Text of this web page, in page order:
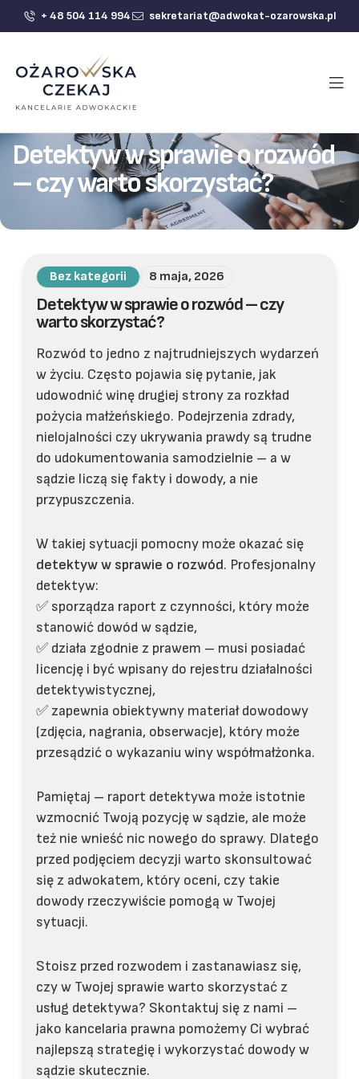
+ 48 504 114 994 sekretariat@adwokat-ozarowska.pl
Detektyw w sprawie o rozwód
– czy warto skorzystać?
Bez kategorii 8 maja, 2026
Detektyw w sprawie o rozwód – czy
warto skorzystać?
Rozwód to jedno z najtrudniejszych wydarzeń
w życiu. Często pojawia się pytanie, jak
udowodnić winę drugiej strony za rozkład
pożycia małżeńskiego. Podejrzenia zdrady,
nielojalności czy ukrywania prawdy są trudne
do udokumentowania samodzielnie – a w
sądzie liczą się fakty i dowody, a nie
przypuszczenia.
W takiej sytuacji pomocny może okazać się
detektyw w sprawie o rozwód. Profesjonalny
detektyw:
✅ sporządza raport z czynności, który może
stanowić dowód w sądzie,
✅ działa zgodnie z prawem – musi posiadać
licencję i być wpisany do rejestru działalności
detektywistycznej,
✅ zapewnia obiektywny materiał dowodowy
(zdjęcia, nagrania, obserwacje), który może
przesądzić o wykazaniu winy współmałżonka.
Pamiętaj – raport detektywa może istotnie
wzmocnić Twoją pozycję w sądzie, ale może
też nie wnieść nic nowego do sprawy. Dlatego
przed podjęciem decyzji warto skonsultować
się z adwokatem, który oceni, czy takie
dowody rzeczywiście pomogą w Twojej
sytuacji.
Stoisz przed rozwodem i zastanawiasz się,
czy w Twojej sprawie warto skorzystać z
usług detektywa? Skontaktuj się z nami –
jako kancelaria prawna pomożemy Ci wybrać
najlepszą strategię i wykorzystać dowody w
sądzie skutecznie.